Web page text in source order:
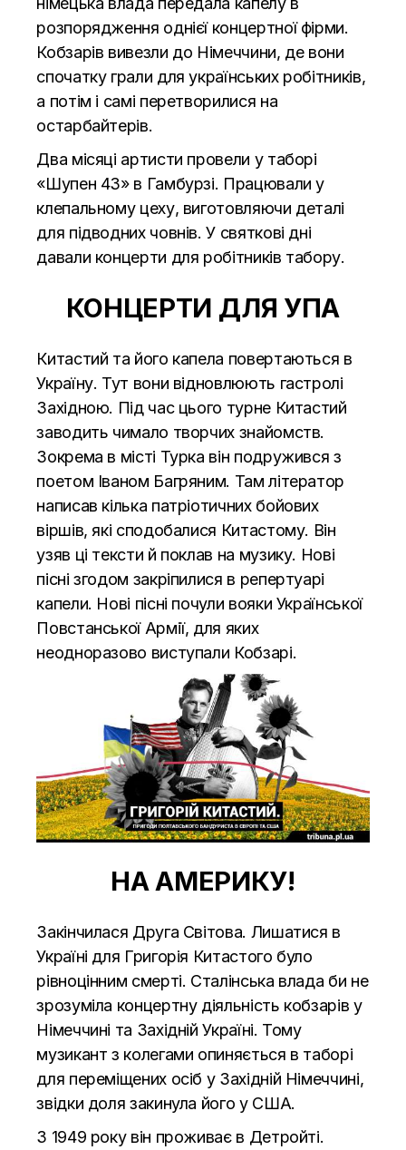
розпорядження однієї концертної фірми.
Кобзарів вивезли до Німеччини, де вони
спочатку грали для українських робітників,
а потім і самі перетворилися на
остарбайтерів.
Два місяці артисти провели у таборі
«Шупен 43» в Гамбурзі. Працювали у
клепальному цеху, виготовляючи деталі
для підводних човнів. У святкові дні
давали концерти для робітників табору.
КОНЦЕРТИ ДЛЯ УПА
Китастий та його капела повертаються в
Україну. Тут вони відновлюють гастролі
Західною. Під час цього турне Китастий
заводить чимало творчих знайомств.
Зокрема в місті Турка він подружився з
поетом Іваном Багряним. Там літератор
написав кілька патріотичних бойових
віршів, які сподобалися Китастому. Він
узяв ці тексти й поклав на музику. Нові
пісні згодом закріпилися в репертуарі
капели. Нові пісні почули вояки Української
Повстанської Армії, для яких
неодноразово виступали Кобзарі.
НА АМЕРИКУ!
Закінчилася Друга Світова. Лишатися в
Україні для Григорія Китастого було
рівноцінним смерті. Сталінська влада би не
зрозуміла концертну діяльність кобзарів у
Німеччині та Західній Україні. Тому
музикант з колегами опиняється в таборі
для переміщених осіб у Західній Німеччині,
звідки доля закинула його у США.
З 1949 року він проживає в Детройті.